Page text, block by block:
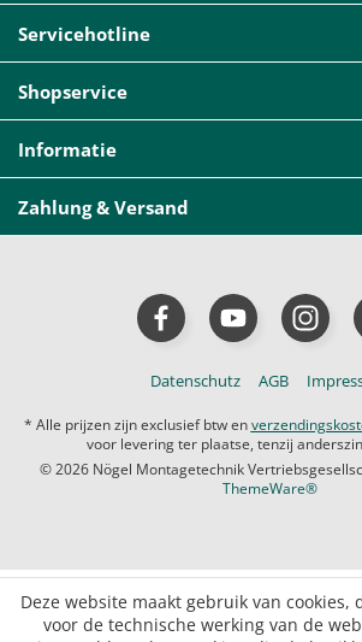
Servicehotline
Shopservice
Informatie
Zahlung & Versand
Datenschutz AGB
* Alle prijzen zijn exclusief btw en
voor levering ter plaatse, tenzij
© 2026 Nögel Montagetechnik
ThemeWare®
Deze website maakt gebruik van cookies,
voor de technische werking van de